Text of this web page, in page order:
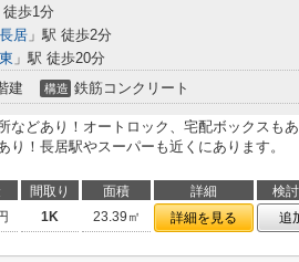
徒歩1分
長居 」駅 徒歩2分
」駅 徒歩20分
建 構造 鉄筋コンクリート
などあり！オートロック、宅配ボックスもあ
り！長居駅やスーパーも近くにあります。
間取り 面積 詳細
検
1K 23.39㎡ 詳細を見る 追